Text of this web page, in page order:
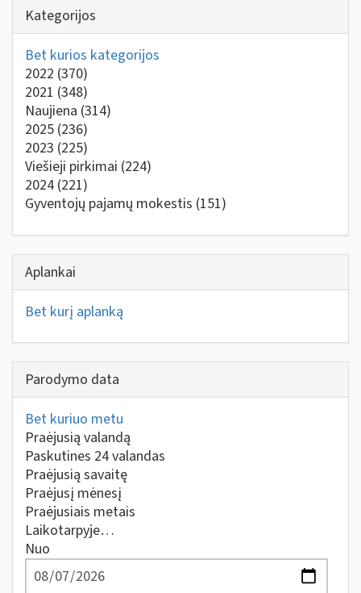
Kategorijos
Bet kurios kategorijos
2022 (370)
2021 (348)
Naujiena (314)
2025 (236)
2023 (225)
Viešieji pirkimai (224)
2024 (221)
Gyventojų pajamų mokestis (151)
Aplankai
Bet kurį aplanką
Parodymo data
Bet kuriuo metu
Praėjusią valandą
Paskutines 24 valandas
Praėjusią savaitę
Praėjusį mėnesį
Praėjusiais metais
Laikotarpyje…
Nuo